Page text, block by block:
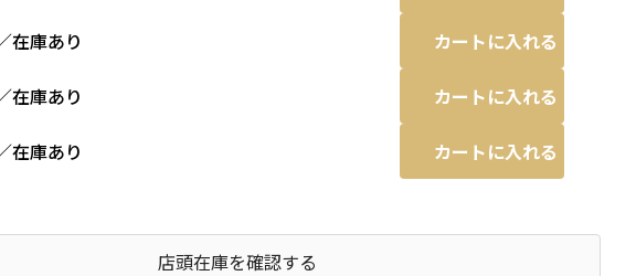
在庫あり カートに入れる
在庫あり カートに入れる
在庫あり カートに入れる
店頭在庫を確認する